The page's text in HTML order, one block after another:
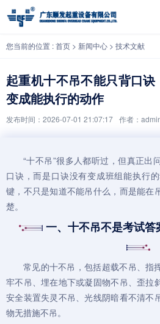
起重机十不吊不能只背口诀，关键是把现场风险
您当前的位置 :首页 > 新闻中心 > 技术文献
起重机十不吊不能只背口
变成能执行的动作
发布时间：2026-07-01 21:07:17 作者：
“十不吊”很多人都听过，但真正出
口诀，而是口诀没有变成班组能执行的
键，不只是知道不能吊什么，而是能在
楚。
一、十不吊不是考试
常见的十不吊，包括超载不吊、指
牢不吊、埋在地下或凝固物不吊、歪拉
安全装置失灵不吊、光线阴暗看不清不
物无措施不吊。